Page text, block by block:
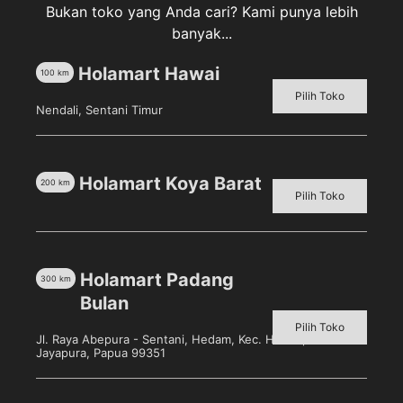
Deskripsi
Ulasan (0)
silverqueen classic yang dihasilkan dari perpaduan
yang pas antara cokelat, susu, kacang mente. Ideal
dinikmati saat santai bersama teman dan keluarga
Produk Terkait
Bukan toko yang Anda cari? Kami punya lebih
banyak...
Holamart Hawai
100 km
Nendali, Sentani Timur
Pilih Toko
Holamart Koya Barat
200 km
Pilih Toko
Holamart Padang
Bulan
300 km
Jl. Raya Abepura - Sentani, Hedam, Kec. Heram, Kota
Jayapura, Papua 99351
Pilih Toko